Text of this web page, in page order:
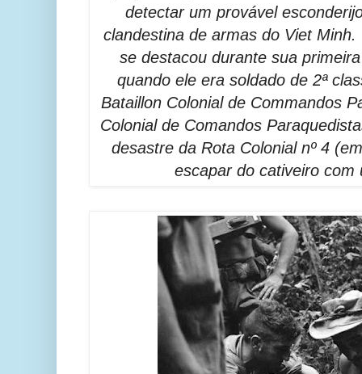
detectar um provável
clandestina de armas do Viet
se destacou durante sua
quando ele era soldado de 2ª
Bataillon Colonial de Commandos
Colonial de Comandos
desastre da Rota Colonial nº 4
escapar do cativeiro com